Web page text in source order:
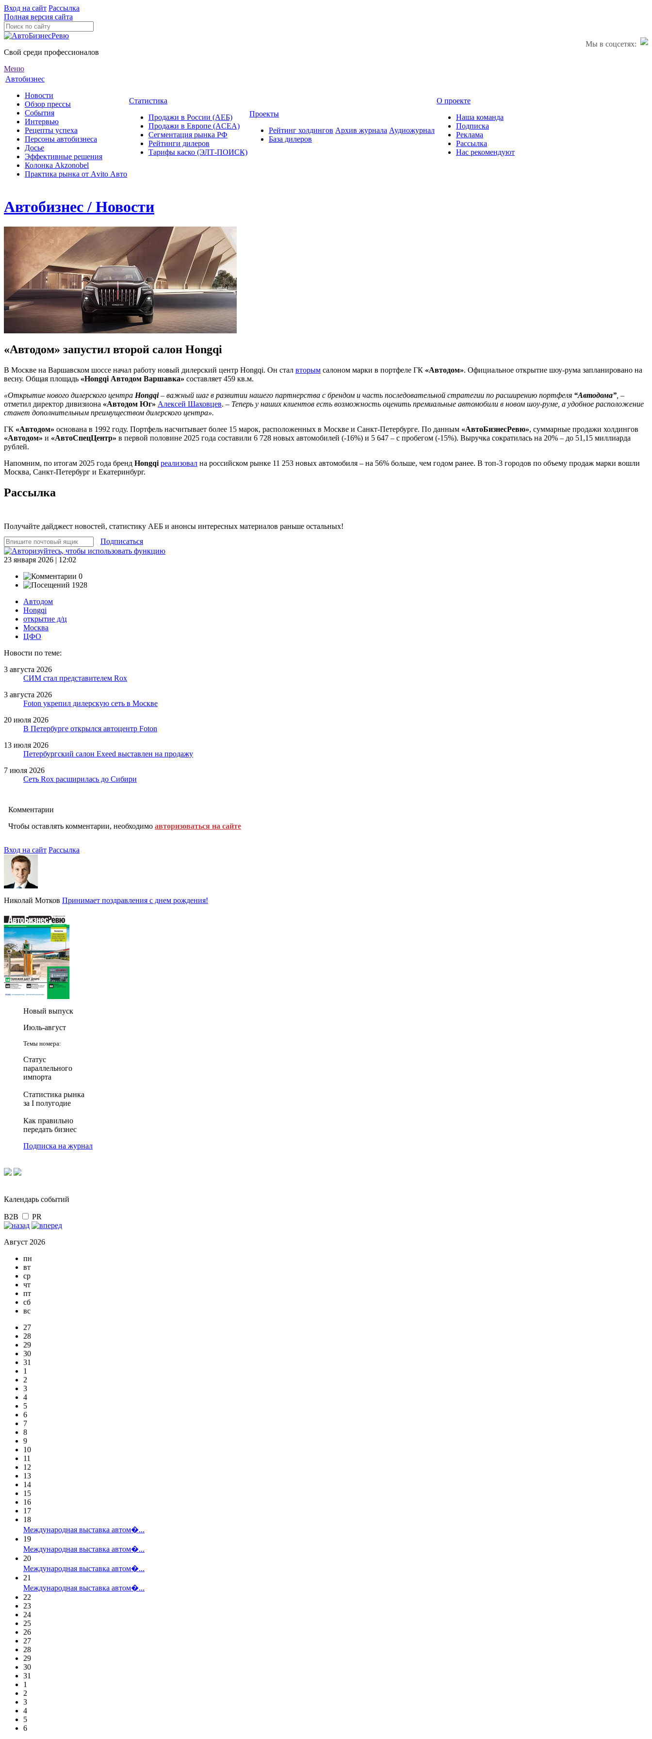
Вход на сайт Рассылка
Полная версия сайта
Мы в соцсетях:
Свой среди профессионалов
Меню
Автобизнес
Новости
Обзор прессы
События
Интервью
Рецепты успеха
Персоны автобизнеса
Досье
Эффективные решения
Колонка Akzonobel
Практика рынка от Аvito Авто
Статистика
Продажи в России (АЕБ)
Продажи в Европе (ACEA)
Сегментация рынка РФ
Рейтинги дилеров
Тарифы каско (ЭЛТ-ПОИСК)
Проекты
Рейтинг холдингов
База дилеров
Архив журнала Аудиожурнал
О проекте
Наша команда
Подписка
Реклама
Рассылка
Нас рекомендуют
Автобизнес / Новости
«Автодом» запустил второй салон Hongqi
В Москве на Варшавском шоссе начал работу новый дилерский центр Hongqi. Он стал вторым салоном марки в портфеле ГК «Автодом». Официальное открытие шоу-рума запланировано на
весну. Общая площадь «Hongqi Автодом Варшавка» составляет 459 кв.м.
«Открытие нового дилерского центра Hongqi– важный шаг в развитии нашего партнерства с брендом и часть последовательной стратегии по расширению портфеля “Автодома” –
отметил директор дивизиона «Автодом Юг» Алексей Шаховцев. – Теперь у наших клиентов есть возможность оценить премиальные автомобили в новом шоу-руме, а удобное расположение
станет дополнительным преимуществом дилерского центра».
ГК «Автодом» основана в 1992 году. Портфель насчитывает более 15 марок, расположенных в Москве и Санкт-Петербурге. По данным «АвтоБизнесРевю», суммарные продажи холдингов
«Автодом» и «АвтоСпецЦентр» в первой половине 2025 года составили 6 728 новых автомобилей (-16%) и 5 647 – с пробегом (-15%). Выручка сократилась на 20% – до 51,15 миллиарда
рублей.
Напомним, по итогам 2025 года бренд Hongqi реализовал на российском рынке 11 253 новых автомобиля – на 56% больше, чем годом ранее. В топ-3 городов по объему продаж марки вошли
Москва, Санкт-Петербург и Екатеринбург.
Рассылка
Получайте дайджест новостей, статистику АЕБ и анонсы интересных материалов раньше остальных!
Подписаться
23 января 2026 | 12:02
0
1928
Автодом
Hongqi
открытие д/ц
Москва
ЦФО
Новости по теме:
3 августа 2026
СИМ стал представителем Rox
3 августа 2026
Foton укрепил дилерскую сеть в Москве
20 июля 2026
В Петербурге открылся автоцентр Foton
13 июля 2026
Петербургский салон Exeed выставлен на продажу
7 июля 2026
Сеть Rox расширилась до Сибири
Комментарии
Чтобы оставлять комментарии, необходимо авторизоваться на сайте
Вход на сайт Рассылка
Николай Мотков Принимает поздравления с днем рождения!
Новый выпуск
Июль-август
Темы номера:
Статус
параллельного
импорта
Статистика рынка
за I полугодие
Как правильно
передать бизнес
Подписка на журнал
Календарь событий
B2B PR
Август 2026
пн
вт
ср
чт
пт
сб
вс
27
28
29
30
31
1
2
3
4
5
6
7
8
9
10
11
12
13
14
15
16
17
18
Международная выставка автом�...
19
Международная выставка автом�...
20
Международная выставка автом�...
21
Международная выставка автом�...
22
23
24
25
26
27
28
29
30
31
1
2
3
4
5
6